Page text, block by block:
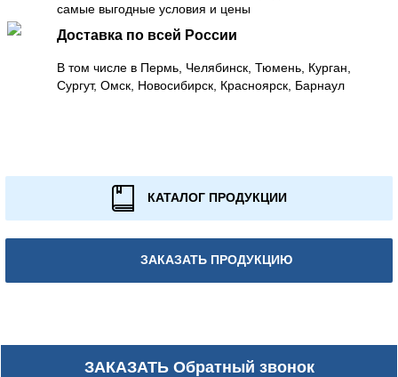
самые выгодные условия и цены
Доставка по всей России
В том числе в Пермь, Челябинск, Тюмень, Курган,
Сургут, Омск, Новосибирск, Красноярск, Барнаул
КАТАЛОГ ПРОДУКЦИИ
ЗАКАЗАТЬ ПРОДУКЦИЮ
ЗАКАЗАТЬОбратный звонок